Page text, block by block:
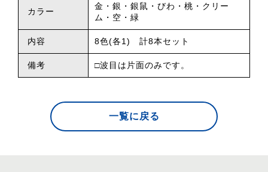
カラー
金・銀・銀鼠・びわ・桃・クリー
ム・空・緑
内容 8色(各1) 計8本セット
備考 □波目は片面のみです。
一覧に戻る